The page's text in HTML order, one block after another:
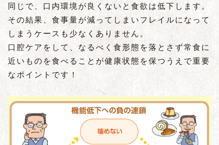
同じで、口内環境が良くないと食欲は低下します。
その結果、食事量が減ってしまいフレイルになって
しまうケースも少なくありません。
口腔ケアをして、なるべく食形態を落とさず常食に
近いものを食べることが健康状態を保つうえで重要
なポイントです！